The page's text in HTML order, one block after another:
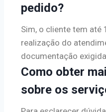
pedido?
Sim, o cliente tem até
realização do
documentação exigida.
Como obter
sobre os